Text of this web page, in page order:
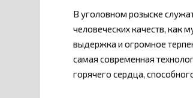
В уголовном розыске
человеческих качеств, как
выдержка и огромное
самая современная
горячего сердца,